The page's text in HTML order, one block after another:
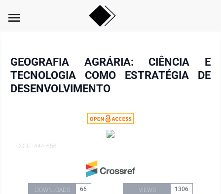
menu
GEOGRAFIA AGRÁRIA: CIÊNCIA E
TECNOLOGIA COMO ESTRATÉGIA DE
DESENVOLVIMENTO
CODE: 444-656
DOWNLOADS 66 VIEWS 1306